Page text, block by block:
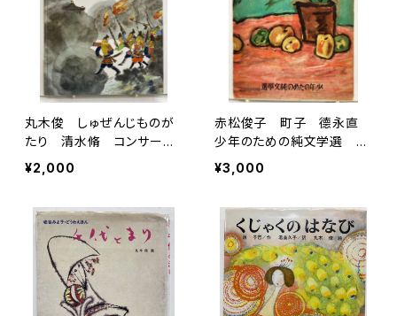
丸木俊 しゅぜんじものが
たり 清水脩 コンサート
ブック23 1970年 世界
出版社
¥2,000
赤松俊子 町子 德永直
少年のための純文学選 装
幀・里見勝蔵 昭和22年
初版 桜井書店
¥3,000